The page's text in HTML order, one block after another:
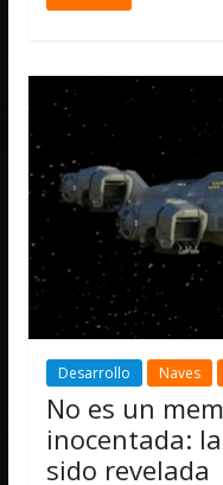
Desarrollo Naves
No es un
inocentada:
sido revelada